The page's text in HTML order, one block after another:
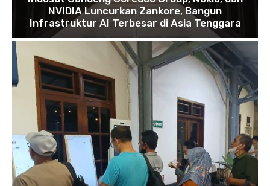
NVIDIA Luncurkan Zankore, Bangun
Infrastruktur AI Terbesar di Asia Tenggara